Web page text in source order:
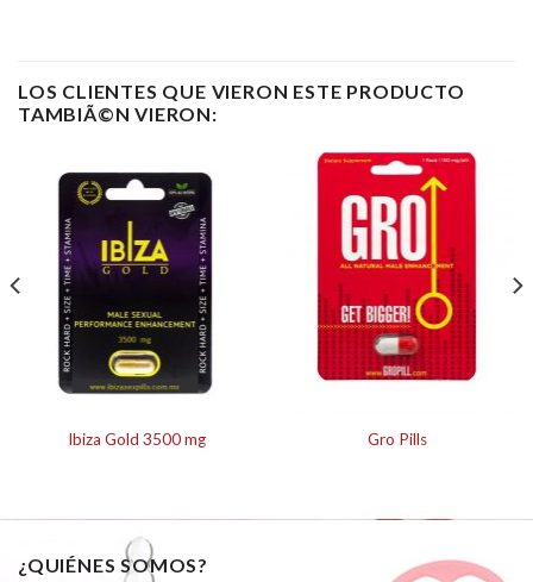
LOS CLIENTES QUE VIERON ESTE PRODUCTO
TAMBIÃ©N VIERON:
Ibiza Gold 3500 mg Gro Pills
¿QUIÉNES SOMOS?